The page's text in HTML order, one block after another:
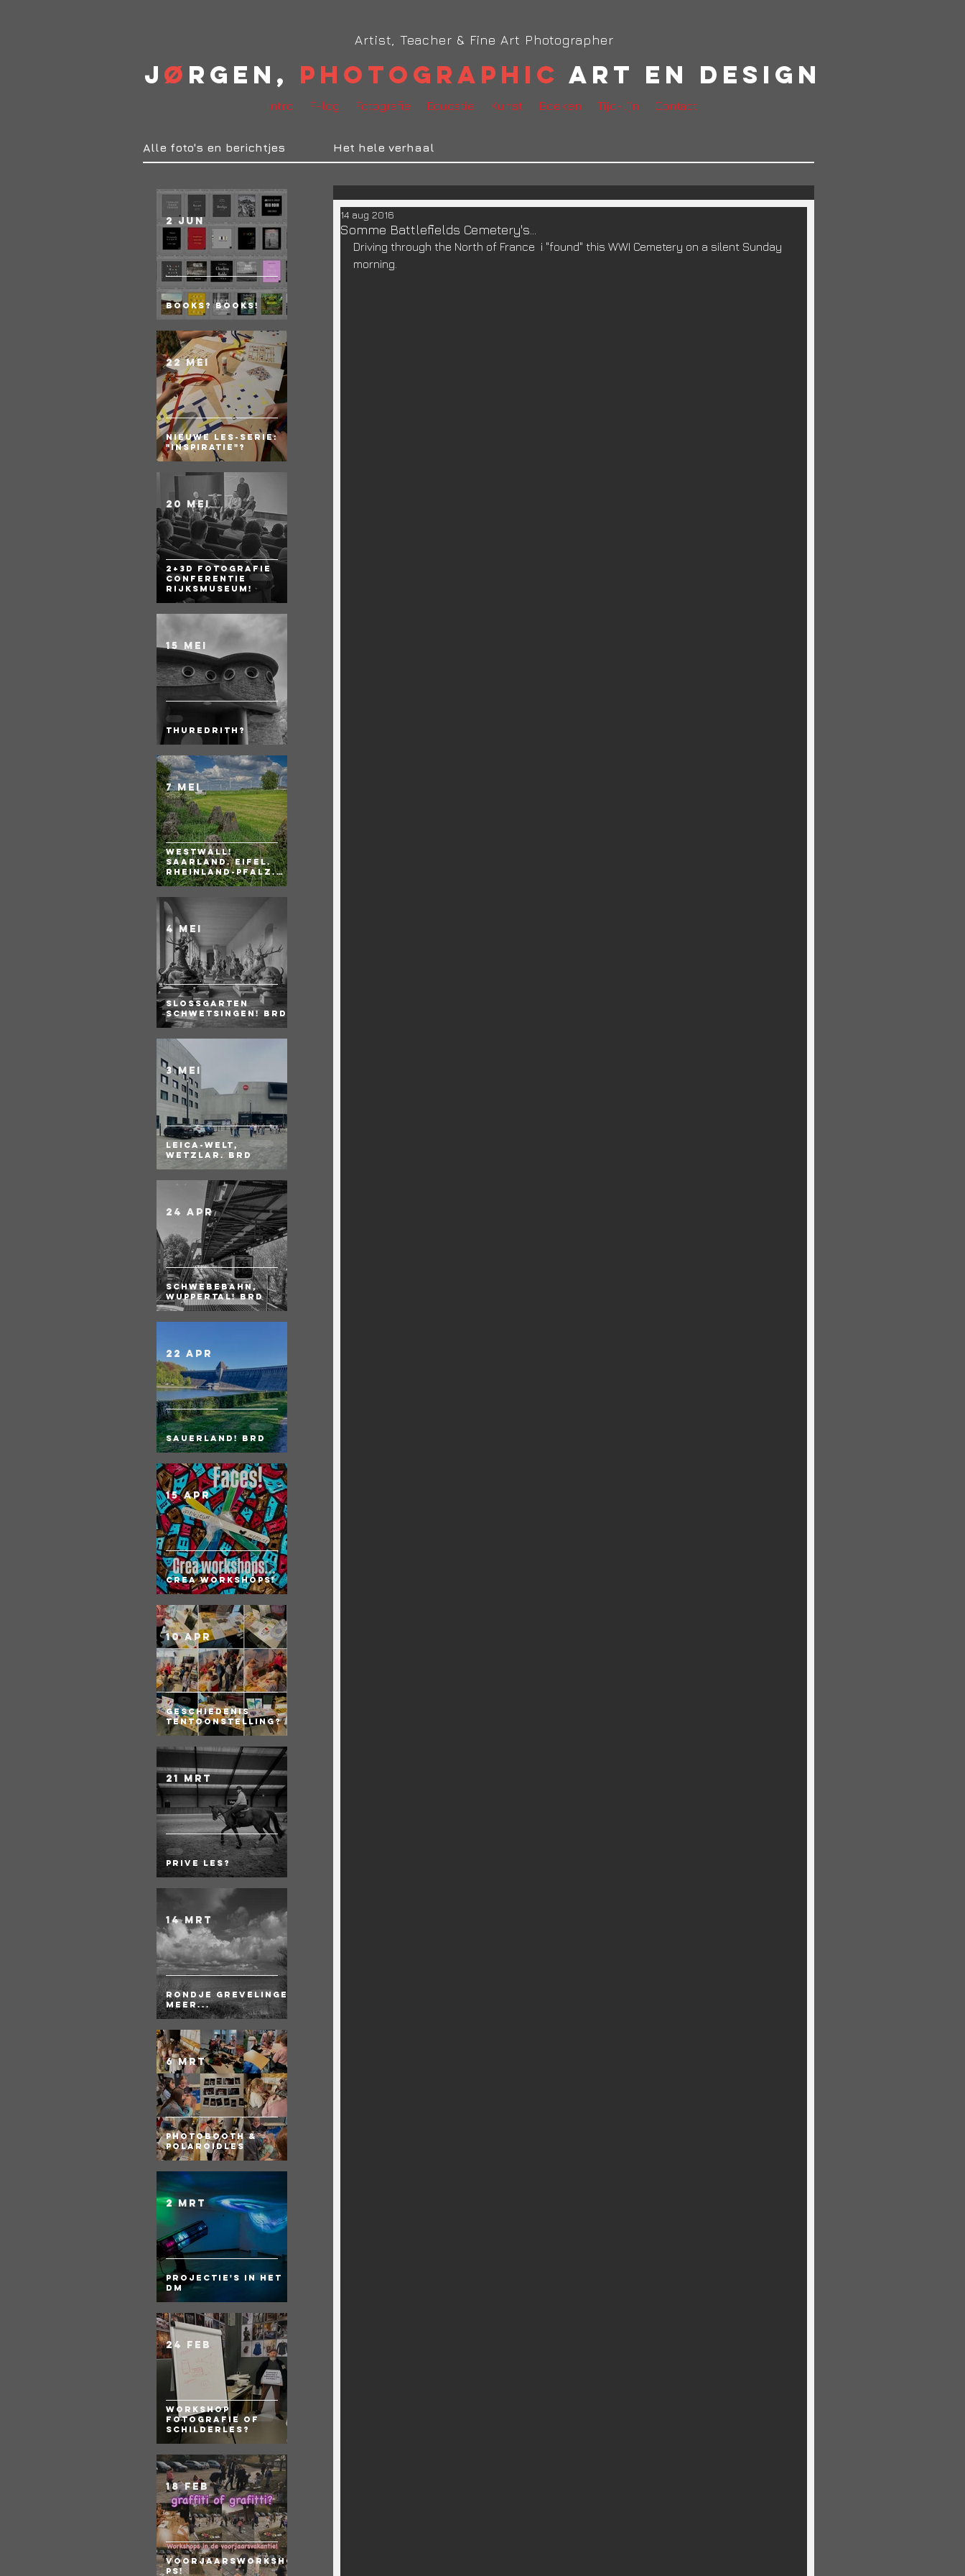
Artist, Teacher & Fine Art Photographer
J ø rgen, Photographic Art en Design
Intro F-log Fotografie Educatie Kunst Boeken Tijd-lijn Contact
Alle foto's en berichtjes Het hele verhaal
Books? BOOKS!
2 jun
Nieuwe les-serie:
"Inspiratie"?
22 mei
2+3D Fotografie
Conferentie
Rijksmuseum!
20 mei
Thuredrith?
15 mei
WESTWALL!
Saarland. Eifel.
Rheinland-Pfalz.
BRD
7 mei
Slossgarten
Schwetsingen! BRD
4 mei
Leica-Welt,
Wetzlar. BRD
3 mei
Schwebebahn,
Wuppertal! BRD
24 apr
Sauerland! BRD
22 apr
Crea Workshops!
15 apr
Geschiedenis
Tentoonstelling?
10 apr
Prive les?
21 mrt
Rondje Grevelingen
meer...
14 mrt
Photobooth &
Polaroidles
6 mrt
Projectie's in het
DM
2 mrt
Workshop
fotografie of
Schilderles?
24 feb
Voorjaarsworksho
ps!
18 feb
Somme Battlefields Cemetery's...
14 aug 2016
Driving through the North of France  i "found" this WWI Cemetery on a silent Sunday
morning.